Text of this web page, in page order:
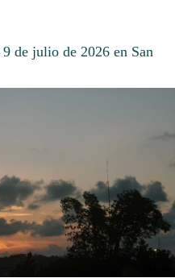
de julio de 2026 en San